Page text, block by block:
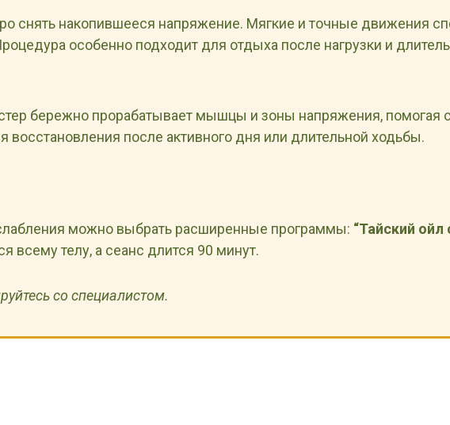
снять накопившееся напряжение. Мягкие и точные движения
особенно подходит для отдыха после нагрузки и
бережно прорабатывает мышцы и зоны напряжения, помогая
после активного дня или длительной ходьбы.
можно выбрать расширенные программы: “Тайский ойл
всему телу, а сеанс длится 90 минут.
со специалистом.